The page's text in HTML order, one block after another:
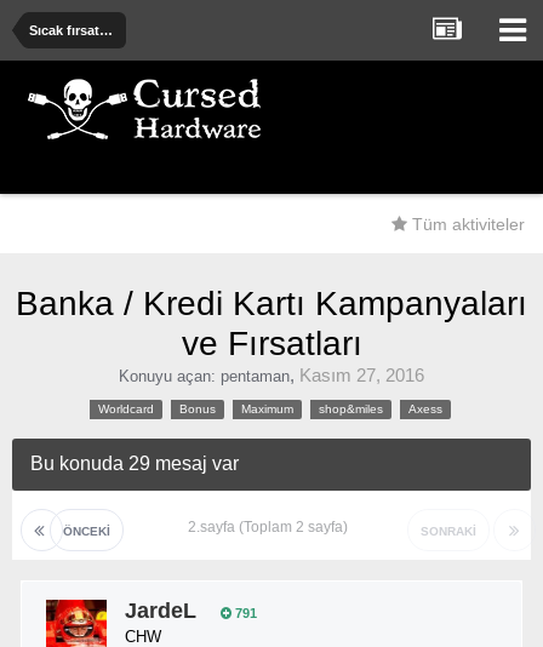
Sıcak fırsatlar
Tüm aktiviteler
Banka / Kredi Kartı Kampanyaları
ve Fırsatları
Konuyu açan: pentaman, Kasım 27, 2016
Worldcard Bonus Maximum shop&miles Axess
Bu konuda 29 mesaj var
ÖNCEKI SONRAKI
2.sayfa (Toplam 2 sayfa)
JardeL 791
CHW